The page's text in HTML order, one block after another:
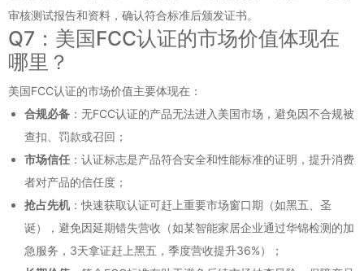
审核测试报告和资料，确认符合标准后颁发证书。
Q7：美国FCC认证的市场价值体现在
哪里？
美国FCC认证的市场价值主要体现在：
合规必备 ：无FCC认证的产品无法进入美国市场，避免因不合规被
查扣、罚款或召回；
市场信任 ：认证标志是产品符合安全和性能标准的证明，提升消费
者对产品的信任度；
抢占先机：快速获取认证可赶上重要市场窗口期（如黑五、圣
诞），避免因延期错失营收（如某智能家居企业通过华锦检测的加
急服务，3天拿证赶上黑五，季度营收提升36%）；